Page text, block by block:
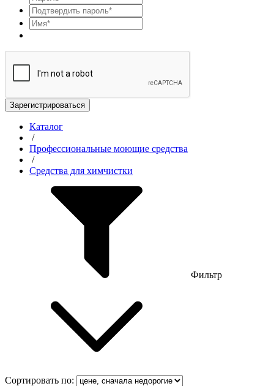
Зарегистрироваться
Каталог
/
Профессиональные моющие средства
/
Средства для химчистки
Фильтр
Сортировать по: